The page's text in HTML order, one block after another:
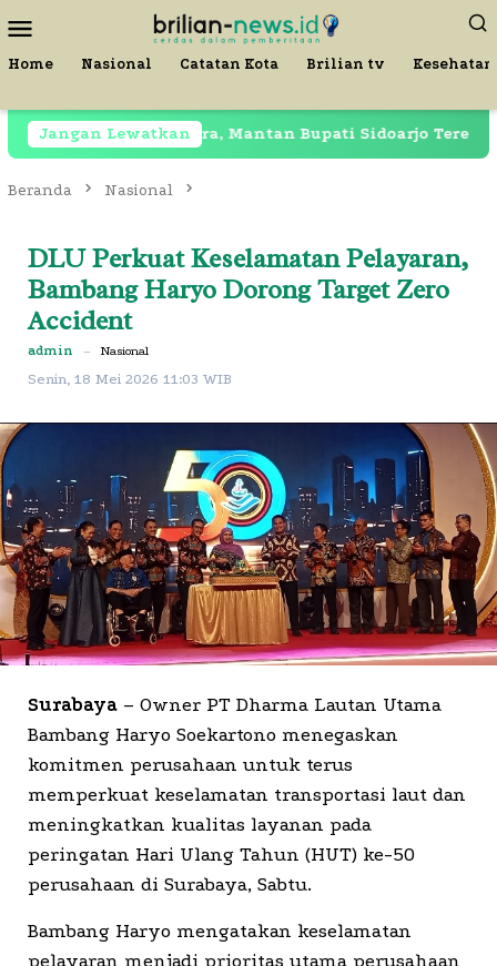
ke
kontenMobile
Home Nasional Catatan Kota Brilian tv Kesehatan
Jangan Lewatkan
Masih Dipenjara, Mantan Bupati Sidoarjo Terekam di
Beranda Nasional
DLU Perkuat Keselamatan Pelayaran,
Bambang Haryo Dorong Target Zero
Accident
admin – Nasional
Senin, 18 Mei 2026 11:03 WIB
Surabaya – Owner PT Dharma Lautan Utama
Bambang Haryo Soekartono menegaskan
komitmen perusahaan untuk terus
memperkuat keselamatan transportasi laut dan
meningkatkan kualitas layanan pada
peringatan Hari Ulang Tahun (HUT) ke-50
perusahaan di Surabaya, Sabtu.
Bambang Haryo mengatakan keselamatan
pelayaran menjadi prioritas utama perusahaan